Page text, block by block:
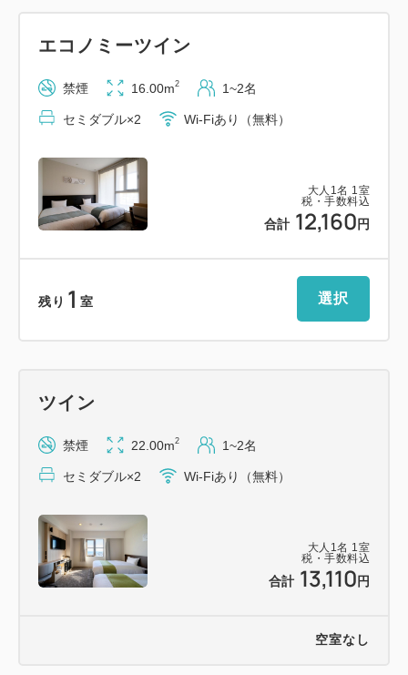
【館内設備】
・宿泊者専用ラウンジ（1F / 15:00～22:00）
函館の地酒やワイン・各種ソフトドリンクを無料の
ウェルカムドリンクとしてご用意。
北海道産の食材をふんだんに使用したバラエティー
に富んだ朝食ブッフェメニューをご用意しておりま
す。
・ショップ（1F / 8:00～20:00）
素材と表現にこだわったハンドメイドで世界に一つ
しかないものをセレクトしたショップ
到着が23時以降になる場合は、事前にご連絡をお
願いいたします。
・コインランドリー/電子レンジ/製氷機/ソフトドリン
ク・アルコール自動販売機（1F）
【添い寝のお子様】
・未就学のお子様に限り、大人1名につき1名無料に
てご宿泊いただけます。
大人 1 名 1 室
税・手数料込
合計 12,160 円
エコノミーツイン
禁煙 16.00m2 1~2名
セミダブル×2 Wi-Fiあり（無料）
残り 1 室 選択
大人 1 名 1 室
税・手数料込
合計 13,110 円
ツイン
禁煙 22.00m2 1~2名
セミダブル×2 Wi-Fiあり（無料）
空室なし